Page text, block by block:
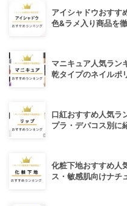
アイシャドウおすす
色&ラメ入り商品を
マニキュア人気ラン
乾タイプのネイルポ
口紅おすすめ人気ラ
プラ・デパコス別に
化粧下地おすすめ人
ス・敏感肌向けナチ